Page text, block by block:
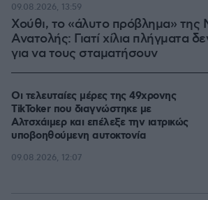
Χούθι, το «άλυτο πρόβλημα» της
Ανατολής: Γιατί χίλια πλήγματα
για να τους σταματήσουν
09.08.2026, 13:59
Οι τελευταίες μέρες της 49χρονης
TikToker που διαγνώστηκε με
Αλτσχάιμερ και επέλεξε την ιατρικώς
υποβοηθούμενη αυτοκτονία
09.08.2026, 12:07